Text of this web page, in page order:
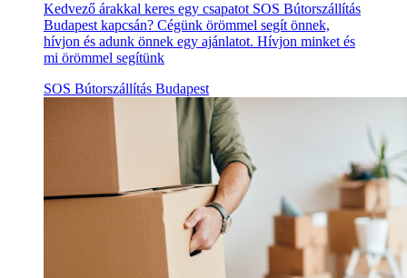
Kedvező árakkal keres egy csapatot SOS Bútorszállítás
Budapest kapcsán? Cégünk örömmel segít önnek,
hívjon és adunk önnek egy ajánlatot. Hívjon minket és
mi örömmel segítünk
SOS Bútorszállítás Budapest